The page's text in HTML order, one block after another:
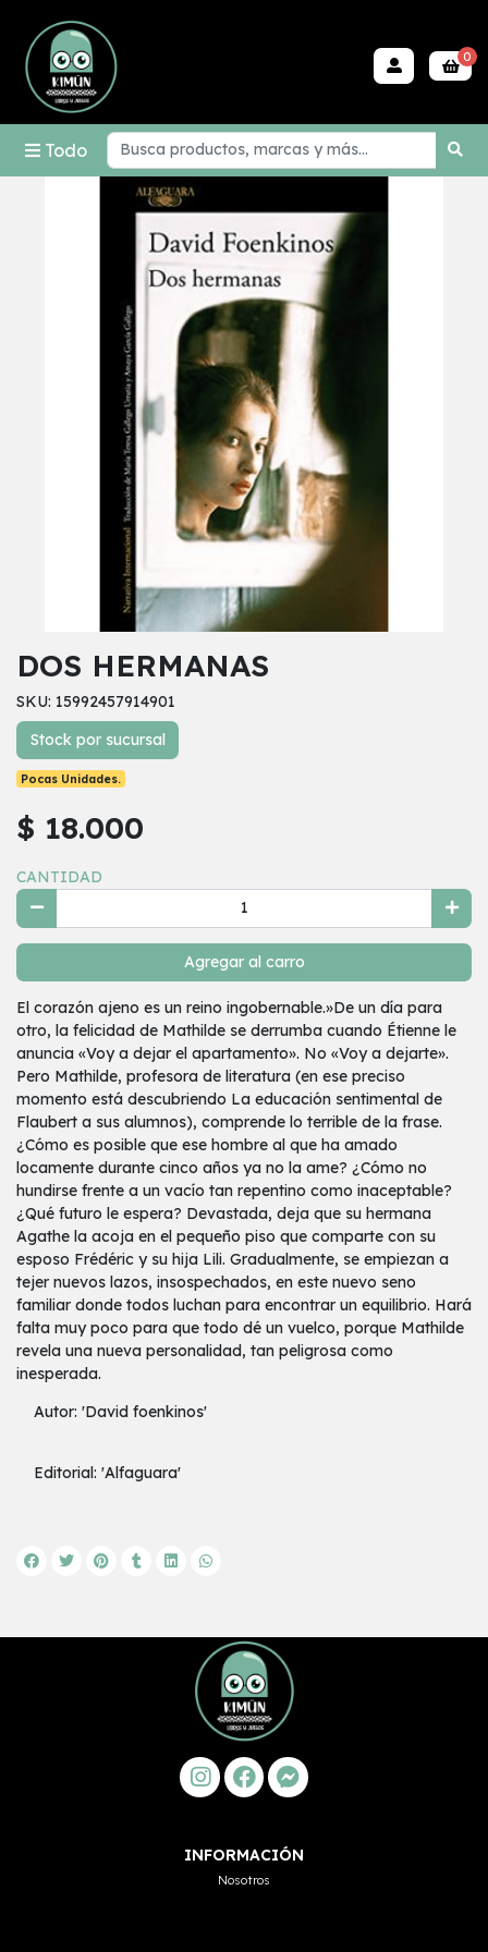
Todo
0
DOS HERMANAS
SKU: 15992457914901
Stock por sucursal
Pocas Unidades.
$ 18.000
CANTIDAD
Agregar al carro
El corazón ajeno es un reino ingobernable.»De un día para
otro, la felicidad de Mathilde se derrumba cuando Étienne le
anuncia «Voy a dejar el apartamento». No «Voy a dejarte».
Pero Mathilde, profesora de literatura (en ese preciso
momento está descubriendo La educación sentimental de
Flaubert a sus alumnos), comprende lo terrible de la frase.
¿Cómo es posible que ese hombre al que ha amado
locamente durante cinco años ya no la ame? ¿Cómo no
hundirse frente a un vacío tan repentino como inaceptable?
¿Qué futuro le espera? Devastada, deja que su hermana
Agathe la acoja en el pequeño piso que comparte con su
esposo Frédéric y su hija Lili. Gradualmente, se empiezan a
tejer nuevos lazos, insospechados, en este nuevo seno
familiar donde todos luchan para encontrar un equilibrio. Hará
falta muy poco para que todo dé un vuelco, porque Mathilde
revela una nueva personalidad, tan peligrosa como
inesperada.
Autor: 'David foenkinos'
Editorial: 'Alfaguara'
INFORMACIÓN
Nosotros